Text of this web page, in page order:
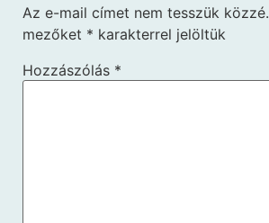
Az e-mail címet nem tesszük közzé.
mezőket * karakterrel jelöltük
Hozzászólás *